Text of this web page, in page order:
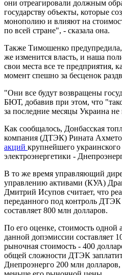
они отреагировали должным
государству объекты, которые
монополию и влияют на
по всей стране", - сказала она.
Также Тимошенко
же изменится власть, и наша
свои места все те предприятия,
момент спешно за бесценок
"Они все будут возвращены
БЮТ, добавив при этом, что
за последние месяцы Украина не
Как сообщалось, Донбасская
компания (ДТЭК) Рината
акций крупнейшего
электроэнергетики -
В то же время управляющий
управлению активами (КУА)
Дмитрий Исупов считает, что
переданного под контроль
составляет 800 млн долларов.
По его оценке, стоимость
данной допэмиссии составляет
рыночная стоимость - 400
общей сложности ДТЭК
Днепроэнерго 200 млн